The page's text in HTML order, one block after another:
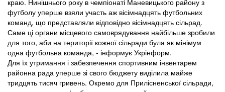
футболу уперше взяли участь аж вісімнадцять футбольних
команд, що представляли відповідно вісімнадцять сільрад.
Саме ці органи місцевого самоврядування найбільше зробили
для того, аби на території кожної сільради була як мінімум
одна футбольна команда, - інформує Укрінформ.
Для їх утримання і забезпечення спортивним інвентарем
районна рада уперше зі свого бюджету виділила майже
тридцять тисяч гривень. Окремо для Прилісненської сільради,